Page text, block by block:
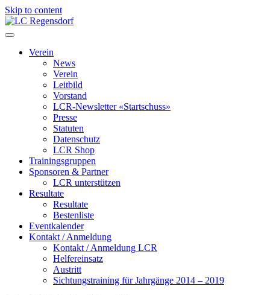
Skip to content
LC Regensdorf
Verein
News
Verein
Leitbild
Vorstand
LCR-Newsletter «Startschuss»
Presse
Statuten
Datenschutz
LCR Shop
Trainingsgruppen
Sponsoren & Partner
LCR unterstützen
Resultate
Resultate
Bestenliste
Eventkalender
Kontakt / Anmeldung
Kontakt / Anmeldung LCR
Helfereinsatz
Austritt
Sichtungstraining für Jahrgänge 2014 – 2019